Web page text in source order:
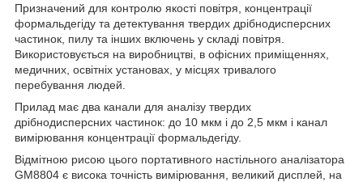
Призначений для контролю якості повітря, концентрації
формальдегіду та детектування твердих дрібнодисперсних
частинок, пилу та інших включень у складі повітря.
Використовується на виробництві, в офісних приміщеннях,
медичних, освітніх установах, у місцях тривалого
перебування людей.
Прилад має два канали для аналізу твердих
дрібнодисперсних частинок: до 10 мкм і до 2,5 мкм і канал
вимірювання концентрації формальдегіду.
Відмітною рисою цього портативного настільного аналізатора
GM8804 є висока точність вимірювання, великий дисплей, на